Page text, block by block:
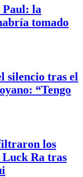
Paul: la
tomado
silencio tras el
“Tengo
los
Luck Ra tras